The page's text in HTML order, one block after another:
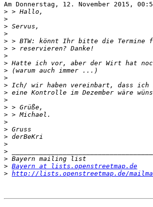
Am Donnerstag, 12. November 2015,
>
>
>
>
>
>
>
>
>
>
>
>
>
>
>
>
>
>
>
>
>
> Bayern at lists.openstreetmap.de
> http://lists.openstreetmap.de/